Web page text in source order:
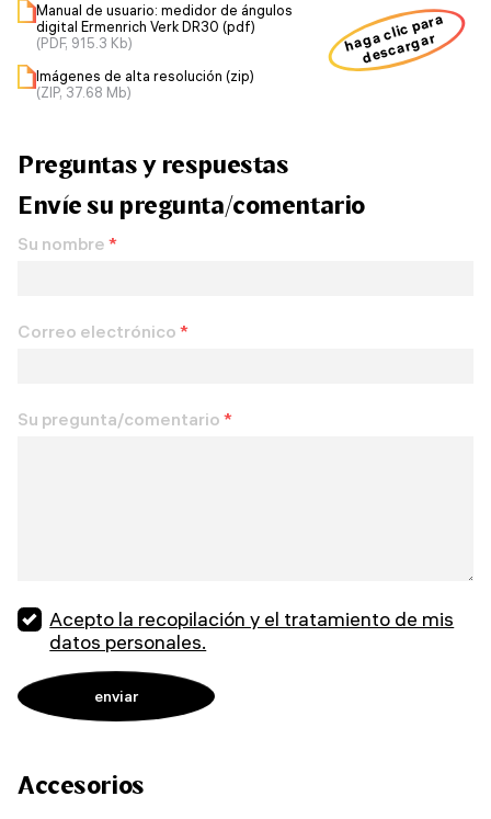
Manual de usuario: medidor de ángulos
digital Ermenrich Verk DR30 (pdf)
(PDF, 915.3 Kb)
Imágenes de alta resolución (zip)
(ZIP, 37.68 Mb)
haga clic para
descargar
Preguntas y respuestas
Envíe su pregunta/comentario
Su nombre *
Correo electrónico *
Su pregunta/comentario *
Acepto la recopilación y el tratamiento de mis
datos personales.
Accesorios